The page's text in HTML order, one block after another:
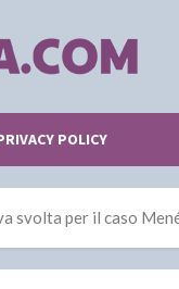
POLICY
svolta per il caso